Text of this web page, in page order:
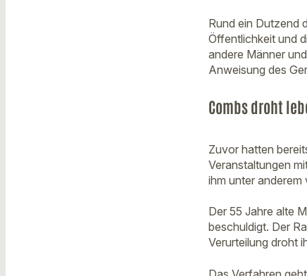
Rund ein Dutzend
Öffentlichkeit und
andere Männer
Anweisung des
Combs droht
Zuvor hatten
Veranstaltungen
ihm unter
Der 55 Jahre alte
beschuldigt. Der
Verurteilung droht